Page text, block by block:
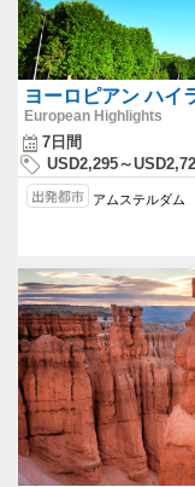
ヨーロピアン ハイ
European Highlights
7日間
USD2,295～
アムステルダム